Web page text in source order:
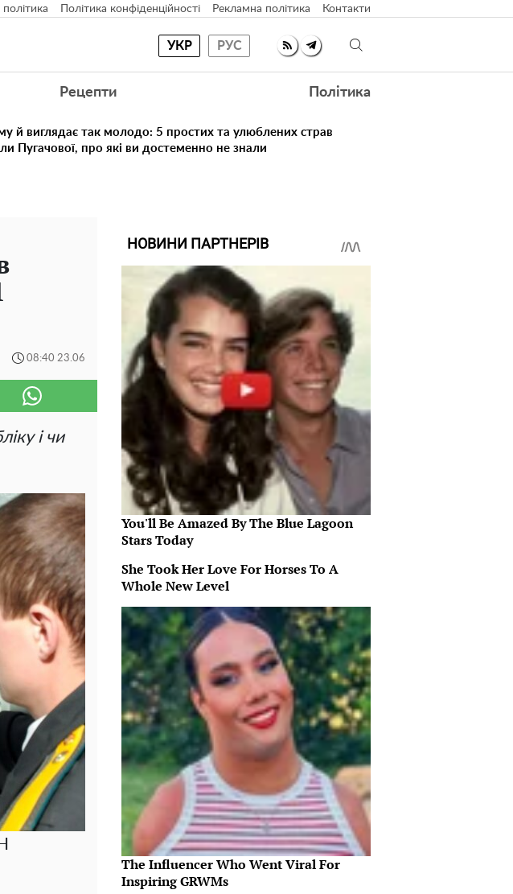
політика Політика конфіденційності Рекламна політика Контакти
УКР РУС
Рецепти Політика
й виглядає так молодо: 5 простих та улюблених страв
Пугачової, про які ви достеменно не знали
08:40 23.06
і чи
НОВИНИ ПАРТНЕРІВ
You'll Be Amazed By The Blue Lagoon
Stars Today
She Took Her Love For Horses To A
Whole New Level
The Influencer Who Went Viral For
Inspiring GRWMs